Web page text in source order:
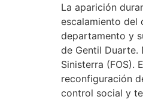
La aparición
escalamiento del
departamento y
de Gentil Duarte.
Sinisterra (FOS).
reconfiguración
control social y